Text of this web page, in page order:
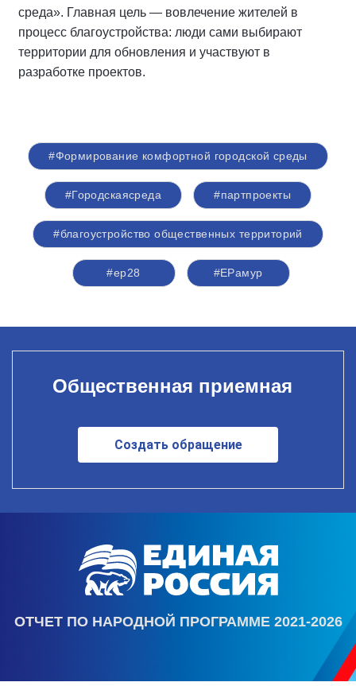
среда». Главная цель — вовлечение жителей в
процесс благоустройства: люди сами выбирают
территории для обновления и участвуют в
разработке проектов.
#Формирование комфортной городской среды
#Городскаясреда #партпроекты
#благоустройство общественных территорий
#ер28 #ЕРамур
Общественная приемная
Создать обращение
ОТЧЕТ ПО НАРОДНОЙ ПРОГРАММЕ 2021-2026